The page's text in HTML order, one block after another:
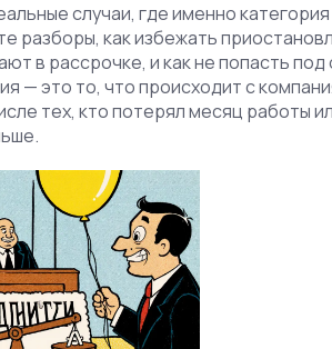
случаи, где именно
разборы, как избежать
в рассрочке, и как не попасть
— это то, что происходит с
тех, кто потерял месяц работы